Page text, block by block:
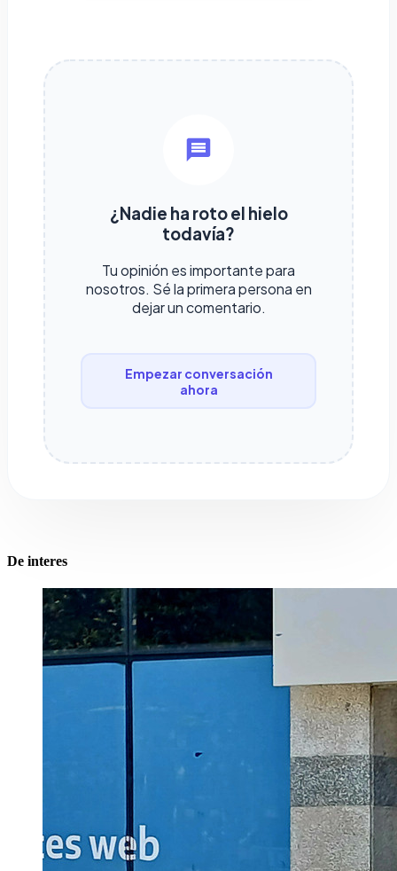
¿Nadie ha roto el hielo
todavía?
Tu opinión es importante para
nosotros. Sé la primera persona en
dejar un comentario.
Empezar conversación
ahora
De interes